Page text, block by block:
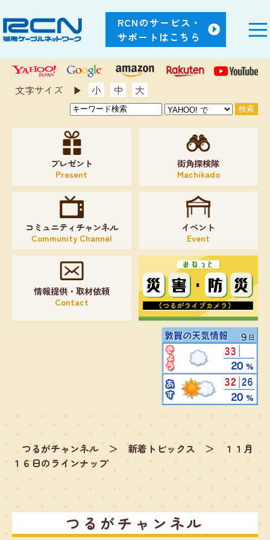
RCNのサービス・
サポートはこちら
文字サイズ ▶︎ 小 中 大
プレゼント
Present
街角探検隊
Machikado
コミュニティチャンネル
Community Channel
イベント
Event
情報提供・取材依頼
Contact
つるがチャンネル ＞ 新着トピックス ＞
１１月
１６日のラインナップ
つるがチャンネル